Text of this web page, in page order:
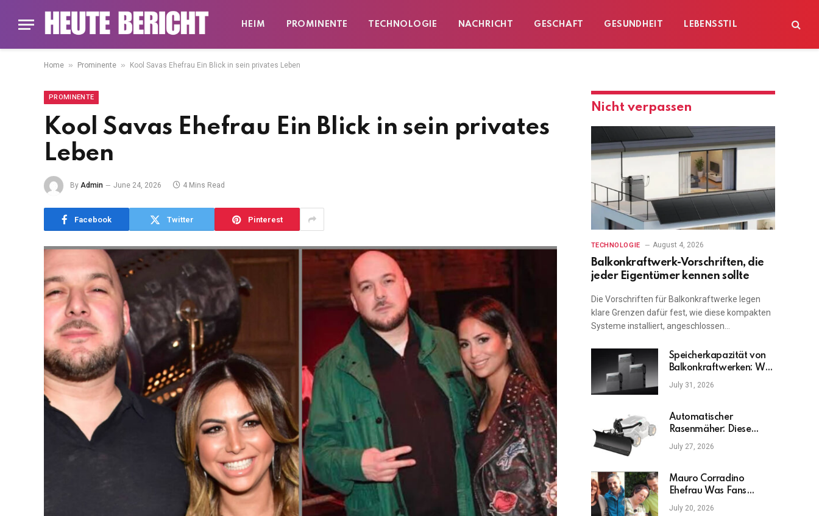
HEIM PROMINENTE TECHNOLOGIE NACHRICHT GESCHAFT GESUNDHEIT LEBENSSTIL
Home » Prominente » Kool Savas Ehefrau Ein Blick in sein privates Leben
PROMINENTE
Kool Savas Ehefrau Ein Blick in sein privates
Leben
By Admin June 24, 2026 4 Mins Read
Facebook Twitter Pinterest
Nicht verpassen
TECHNOLOGIE August 4, 2026
Balkonkraftwerk-Vorschriften, die
jeder Eigentümer kennen sollte
Die Vorschriften für Balkonkraftwerke legen
klare Grenzen dafür fest, wie diese kompakten
Systeme installiert, angeschlossen…
Speicherkapazität von
Balkonkraftwerken: Was
ist am wichtigsten?
July 31, 2026
Automatischer
Rasenmäher: Diese
Fehler sollten Sie
vermeiden
July 27, 2026
Mauro Corradino
Ehefrau Was Fans
wirklich wissen möchten
July 20, 2026